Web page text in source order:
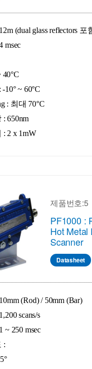
(dual glass reflectors 포
msec
40°C
-10°~ 60°C
: 최대 70°C
650nm
: 2 x 1mW
제품번호:5
PF1000 :
Hot Metal
Scanner
Datasheet
(Rod) / 50mm (Bar)
scans/s
~ 250 msec
: